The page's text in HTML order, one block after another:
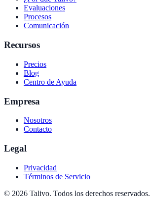
Evaluaciones
Procesos
Comunicación
Recursos
Precios
Blog
Centro de Ayuda
Empresa
Nosotros
Contacto
Legal
Privacidad
Términos de Servicio
© 2026 Talivo. Todos los derechos reservados.